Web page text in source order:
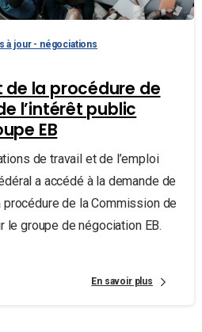
à jour - négociations
la procédure de
l’intérêt public
EB
de travail et de l’emploi
a accédé à la demande de
procédure de la Commission de
le groupe de négociation EB.
En savoir plus